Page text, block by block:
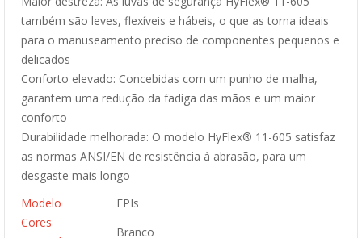
também são leves, flexíveis e hábeis, o que as torna ideais
para o manuseamento preciso de componentes pequenos e
delicados
Conforto elevado: Concebidas com um punho de malha,
garantem uma redução da fadiga das mãos e um maior
conforto
Durabilidade melhorada: O modelo HyFlex® 11-605 satisfaz
as normas ANSI/EN de resistência à abrasão, para um
desgaste mais longo
Modelo
EPIs
Cores
Branco